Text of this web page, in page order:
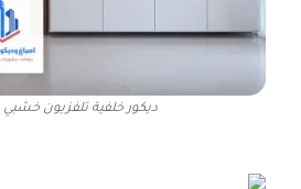
ديكور خلفية تلفزيون خشبي